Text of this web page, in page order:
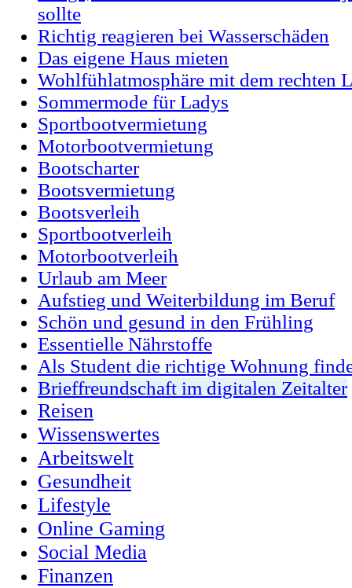
sollte
Richtig reagieren bei Wasserschäden
Das eigene Haus mieten
Wohlfühlatmosphäre mit dem rechten
Sommermode für Ladys
Sportbootvermietung
Motorbootvermietung
Bootscharter
Bootsvermietung
Bootsverleih
Sportbootverleih
Motorbootverleih
Urlaub am Meer
Aufstieg und Weiterbildung im Beruf
Schön und gesund in den Frühling
Essentielle Nährstoffe
Als Student die richtige Wohnung
Brieffreundschaft im digitalen Zeitalter
Reisen
Wissenswertes
Arbeitswelt
Gesundheit
Lifestyle
Online Gaming
Social Media
Finanzen